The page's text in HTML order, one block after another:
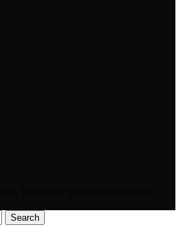
Search